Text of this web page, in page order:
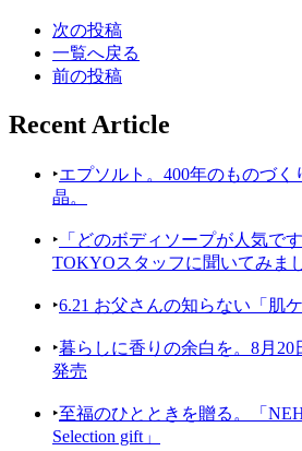
次の投稿
一覧へ戻る
前の投稿
Recent Article
‣エプソルト。400年のものづ
晶。
‣ 「どのボディソープが人気で
TOKYOスタッフに聞いてみま
‣6.21 お父さんの知らない「肌
‣暮らしに香りの余白を。8月
発売
‣至福のひとときを贈る。「
Selection gift」